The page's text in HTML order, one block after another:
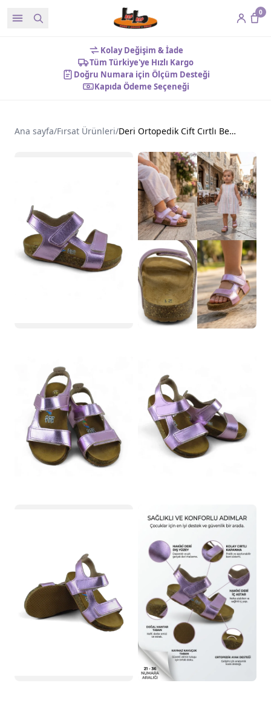
0
Kolay Değişim & İade
Tüm Türkiye'ye Hızlı Kargo
Doğru Numara için Ölçüm Desteği
Kapıda Ödeme Seçeneği
Ana sayfa/Fırsat Ürünleri/ Deri Ortopedik Cift Cırtlı Bebek Sandalet Pembe